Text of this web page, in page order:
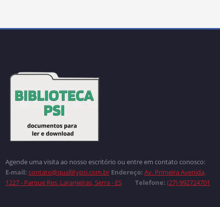
Agende uma visita ao nosso escritório ou entre em contato conosco:
E-mail: contato@quallitypsi.com.br Endereço: Av. Primeira Avenida,
1227 - Parque Res. Laranjeiras, Serra - ES
Telefone: (27) 992724701